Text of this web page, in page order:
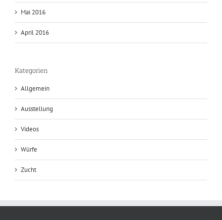
Mai 2016
April 2016
Kategorien
Allgemein
Ausstellung
Videos
Würfe
Zucht